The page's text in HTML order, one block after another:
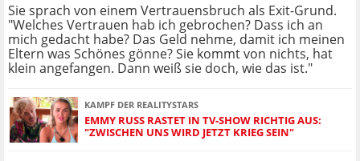
Sie sprach von einem Vertrauensbruch als Exit-Grund.
"Welches Vertrauen hab ich gebrochen? Dass ich an
mich gedacht habe? Das Geld nehme, damit ich meinen
Eltern was Schönes gönne? Sie kommt von nichts, hat
klein angefangen. Dann weiß sie doch, wie das ist."
KAMPF DER REALITYSTARS
EMMY RUSS RASTET IN TV-SHOW RICHTIG AUS:
"ZWISCHEN UNS WIRD JETZT KRIEG SEIN"